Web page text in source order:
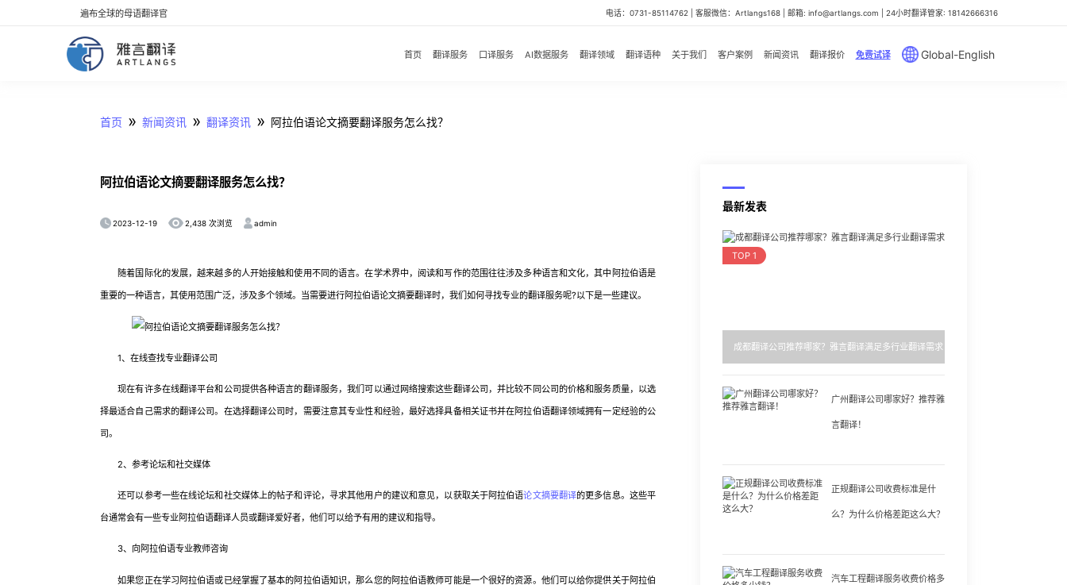
遍布全球的母语翻译官 电话：0731-85114762 | 客服微信：Artlangs168 | 邮箱: info@artlangs.com | 24小时翻译管家: 18142666316
首页 翻译服务 口译服务 AI数据服务 翻译领域 翻译语种 关于我们 客户案例 新闻资讯 翻译报价 免费试译 Global-English
首页 » 新闻资讯 » 翻译资讯 » 阿拉伯语论文摘要翻译服务怎么找？
阿拉伯语论文摘要翻译服务怎么找？
2023-12-19 2,438 次浏览 admin
随着国际化的发展，越来越多的人开始接触和使用不同的语言。在学术界中，阅读和写作的范围往往涉及多种语言和文化，其中阿拉伯语是
重要的一种语言，其使用范围广泛，涉及多个领域。当需要进行阿拉伯语论文摘要翻译时，我们如何寻找专业的翻译服务呢?以下是一些建议。
1、在线查找专业翻译公司
现在有许多在线翻译平台和公司提供各种语言的翻译服务，我们可以通过网络搜索这些翻译公司，并比较不同公司的价格和服务质量，以选
择最适合自己需求的翻译公司。在选择翻译公司时，需要注意其专业性和经验，最好选择具备相关证书并在阿拉伯语翻译领域拥有一定经验的公
司。
2、参考论坛和社交媒体
还可以参考一些在线论坛和社交媒体上的帖子和评论，寻求其他用户的建议和意见，以获取关于阿拉伯语论文摘要翻译的更多信息。这些平
台通常会有一些专业阿拉伯语翻译人员或翻译爱好者，他们可以给予有用的建议和指导。
3、向阿拉伯语专业教师咨询
如果您正在学习阿拉伯语或已经掌握了基本的阿拉伯语知识，那么您的阿拉伯语教师可能是一个很好的资源。他们可以给你提供关于阿拉伯
最新发表
TOP 1
成都翻译公司推荐哪家？雅言翻译满足多行业翻译需求
广州翻译公司哪家好？推荐雅
言翻译！
正规翻译公司收费标准是什
么？为什么价格差距这么大？
汽车工程翻译服务收费价格多